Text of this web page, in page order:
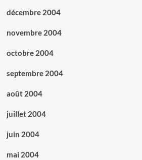
décembre 2004
novembre 2004
octobre 2004
septembre 2004
août 2004
juillet 2004
juin 2004
mai 2004